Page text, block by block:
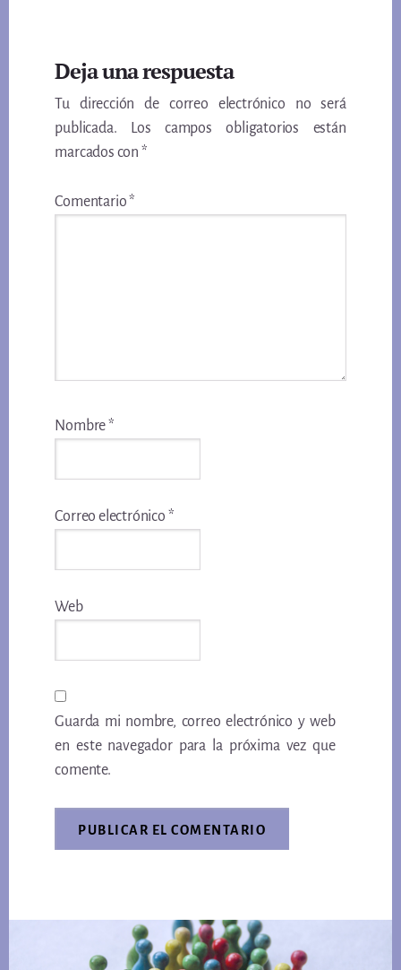
con
los
lectores
Deja una respuesta
Tu dirección de correo electrónico no será
publicada.
Los campos obligatorios están
marcados con *
Comentario *
Nombre *
Correo electrónico *
Web
Guarda mi nombre, correo electrónico y web
en este navegador para la próxima vez que
comente.